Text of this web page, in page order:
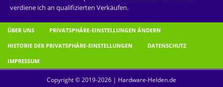
verdiene ich an qualifizierten Verkäufen.
ÜBER UNS PRIVATSPHÄRE-EINSTELLUNGEN ÄNDERN
HISTORIE DER PRIVATSPHÄRE-EINSTELLUNGEN DATENSCHUTZ
IMPRESSUM
Copyright © 2019-2026 | Hardware-Helden.de